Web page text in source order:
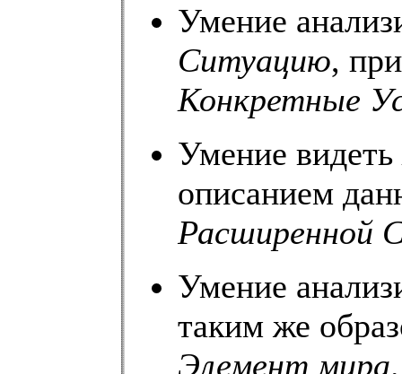
Умение
Ситуацию,
Конкретные
Умение видеть
описанием
Расширенной
Умение
таким же
Элемент мира.